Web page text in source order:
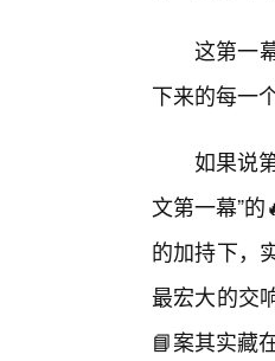
这第一
下来的每一
如果说
文第一幕”
的加持下，
最宏大的交
📘案其实藏